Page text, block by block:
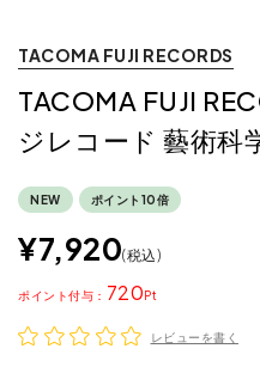
TACOMA FUJI RECORDS
TACOMA FUJI
ジレコード 藝術科
NEW ポイント10倍
¥7,920 税込
720
ポイント
レビューを書く